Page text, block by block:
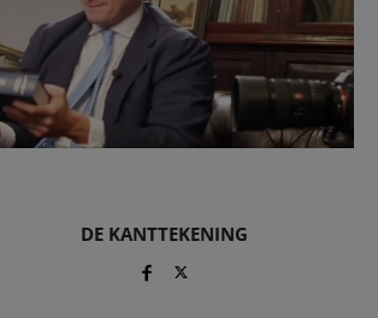
DE KANTTEKENING